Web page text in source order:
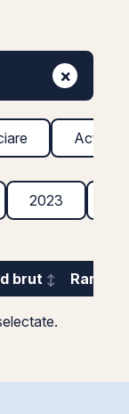
×
Acțiuni
2023
brut